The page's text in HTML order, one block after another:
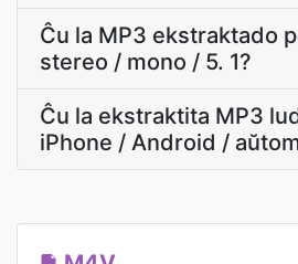
Ĉu la MP3 ekstraktado
stereo / mono / 5. 1?
Ĉu la ekstraktita MP3
iPhone / Android /